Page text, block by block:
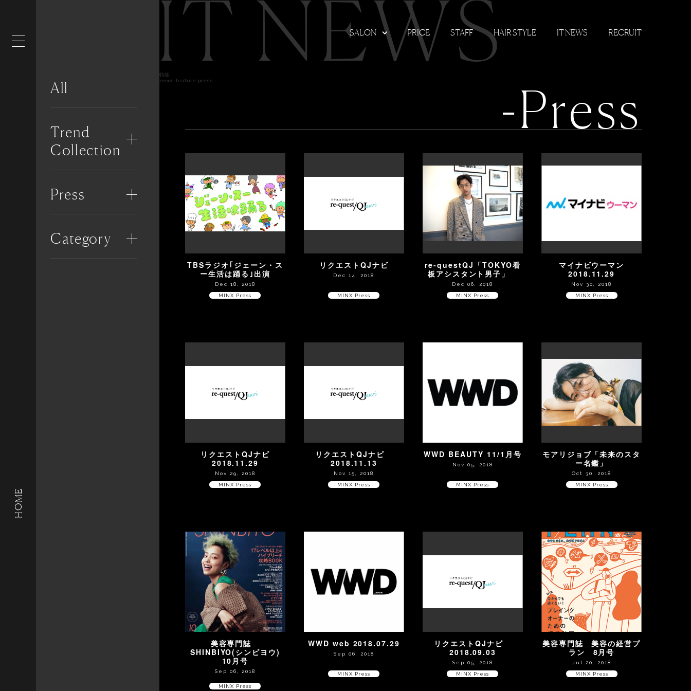
HOME
All
Trend
Collection
Press
Category
SALON PRICE STAFF HAIR STYLE IT NEWS RECRUIT
IT NEWS
特集
news-feature-press -Press
TBSラジオ｢ジェーン・ス
ー生活は踊る｣出演
Dec 18, 2018
MINX Press
リクエストQJナビ
Dec 14, 2018
MINX Press
re-questQJ「TOKYO看
板アシスタント男子」
Dec 06, 2018
MINX Press
マイナビウーマン
2018.11.29
Nov 30, 2018
MINX Press
リクエストQJナビ
2018.11.29
Nov 29, 2018
MINX Press
リクエストQJナビ
2018.11.13
Nov 15, 2018
MINX Press
WWD BEAUTY 11/1月号
Nov 05, 2018
MINX Press
モアリジョブ「未来のスタ
ー名鑑」
Oct 30, 2018
MINX Press
美容専門誌
SHINBIYO(シンビヨウ)
10月号
Sep 06, 2018
MINX Press
WWD web 2018.07.29
Sep 06, 2018
MINX Press
リクエストQJナビ
2018.09.03
Sep 05, 2018
MINX Press
美容専門誌 美容の経営プ
ラン 8月号
Jul 20, 2018
MINX Press